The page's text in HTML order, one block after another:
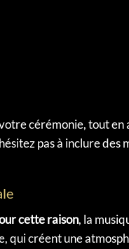
cérémonie, tout
pas à inclure des
cette raison, la
qui créent une